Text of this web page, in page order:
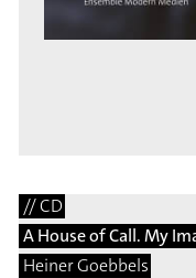
// CD
A House of Call. My
Heiner Goebbels